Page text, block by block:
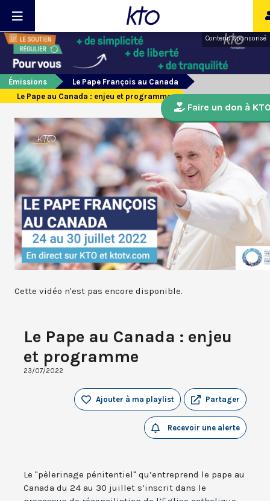
Contenu sponsorisé
Émissions
Le Pape François au Canada
Le Pape au Canada : enjeu et programme
Cette vidéo n'est pas encore disponible.
Le Pape au Canada : enjeu
et programme
23/07/2022
Partager
Ajouter à ma playlist
Recevoir une alerte
Le "pèlerinage pénitentiel" qu’entreprend le pape au
Canada du 24 au 30 juillet s’inscrit dans le
Faire un don à